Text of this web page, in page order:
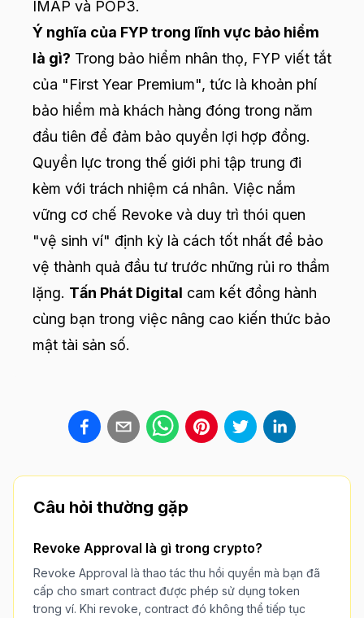
IMAP và POP3.
Ý nghĩa của FYP trong lĩnh vực bảo hiểm
là gì? Trong bảo hiểm nhân thọ, FYP viết tắt
của "First Year Premium", tức là khoản phí
bảo hiểm mà khách hàng đóng trong năm
đầu tiên để đảm bảo quyền lợi hợp đồng.
Quyền lực trong thế giới phi tập trung đi
kèm với trách nhiệm cá nhân. Việc nắm
vững cơ chế Revoke và duy trì thói quen
"vệ sinh ví" định kỳ là cách tốt nhất để bảo
vệ thành quả đầu tư trước những rủi ro thầm
lặng. Tấn Phát Digital cam kết đồng hành
cùng bạn trong việc nâng cao kiến thức bảo
mật tài sản số.
Câu hỏi thường gặp
Revoke Approval là gì trong crypto?
Revoke Approval là thao tác thu hồi quyền mà bạn đã
cấp cho smart contract được phép sử dụng token
trong ví. Khi revoke, contract đó không thể tiếp tục